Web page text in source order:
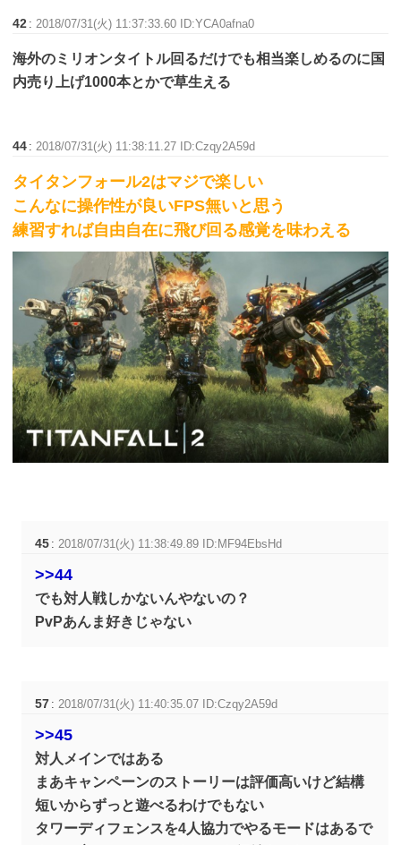
42 :2018/07/31(火) 11:37:33.60 ID:YCA0afna0
海外のミリオンタイトル回るだけでも相当楽しめるのに国
内売り上げ1000本とかで草生える
44 :2018/07/31(火) 11:38:11.27 ID:Czqy2A59d
タイタンフォール2はマジで楽しい
こんなに操作性が良いFPS無いと思う
練習すれば自由自在に飛び回る感覚を味わえる
45 :2018/07/31(火) 11:38:49.89 ID:MF94EbsHd
>>44
でも対人戦しかないんやないの？
PvPあんま好きじゃない
57 :2018/07/31(火) 11:40:35.07 ID:Czqy2A59d
>>45
対人メインではある
まあキャンペーンのストーリーは評価高いけど結構
短いからずっと遊べるわけでもない
タワーディフェンスを4人協力でやるモードはあるで